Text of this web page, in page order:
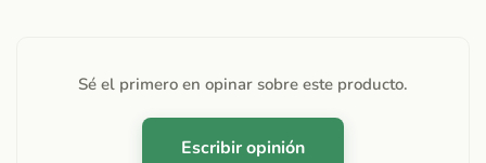
Sé el primero en opinar sobre este producto.
Escribir opinión